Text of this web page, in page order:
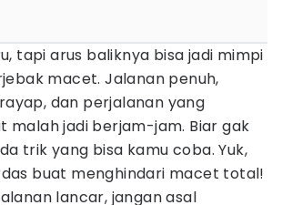
tapi arus baliknya bisa jadi mimpi
macet. Jalanan penuh,
dan perjalanan yang
malah jadi berjam-jam. Biar gak
trik yang bisa kamu coba. Yuk,
buat menghindari macet total!
lancar, jangan asal